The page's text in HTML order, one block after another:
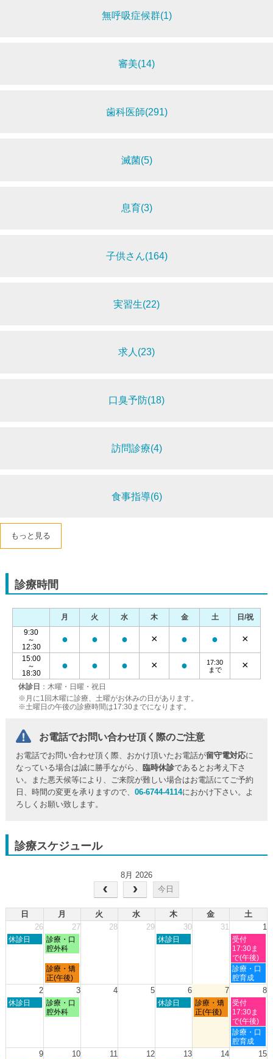
無呼吸症候群(1)
審美(14)
歯科医師(291)
滅菌(5)
息育(3)
子供さん(164)
実習生(22)
求人(23)
口臭予防(18)
訪問診療(4)
食事指導(6)
もっと見る
診療時間
休診日 ：木曜・日曜・祝日
※月に1回木曜に診療、土曜がお休みの日があります。
※土曜日の午後の診療時間は17:30までになります。
月 火 水 木 金 土
日/祝
9:30
～
12:30
● ● ● × ● ● ×
15:00
～
18:30
● ● ● × ●
17:30
まで
×
お電話でお問い合わせ頂く際のご注意
お電話でお問い合わせ頂く際、おかけ頂いたお電話が留守電対応に
なっている場合は誠に勝手ながら、臨時休診であるとお考え下さ
い。また悪天候等により、ご来院が難しい場合はお電話にてご予約
日、時間の変更を承りますので、06-6744-4114におかけ下さい。よ
ろしくお願い致します。
診療スケジュール
8月 2026
今日
日 月 火 水 木 金
土
26
27 28 29 30 31 1
日
26th
休診日
月
曜
7
月
27th
診療・口
腔外科
木
30th
休診日
土
曜
日,
8
月
1st
受付
17:30ま
で(午後)
月
曜
日,
月
27th
診療・矯
正(午後)
土
曜
日,
月
1st
2026
診療・口
腔育成
2 3 4 5 6 7 8
日
2nd
休診日
月
曜
3rd
診療・口
腔外科
木
6th
休診日
金
曜
7th
診療・矯
正(午後)
土
曜
日,
8
月
8th
受付
17:30ま
で(午後)
土
曜
日,
診療・口
腔育成
9 10 11 12 13 14 15